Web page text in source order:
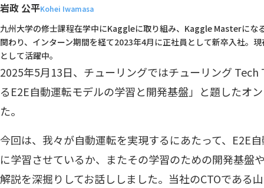
岩政 公平Kohei Iwamasa
九州大学の修士課程在学中にKaggleに取り組み、Kaggle Masterにな
関わり、インターン期間を経て2023年4月に正社員として新卒入社。
として活躍中。
2025年5月13日、チューリングではチューリング
るE2E自動運転モデルの学習と開発基盤」と題したオ
た。
今回は、我々が自動運転を実現するにあたって、E2E
に学習させているか、またその学習のための開発基盤
解説を深掘りしてお話ししました。当社のCTOである